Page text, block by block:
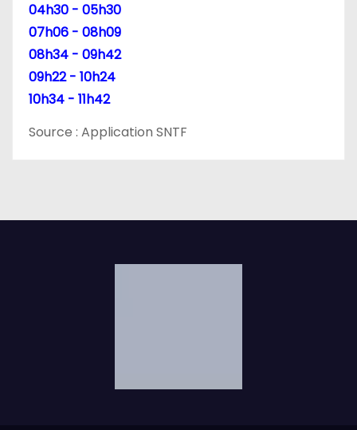
c
e
04h30 - 05h30
07h06 - 08h09
08h34 - 09h42
09h22 - 10h24
10h34 - 11h42
Source : Application SNTF